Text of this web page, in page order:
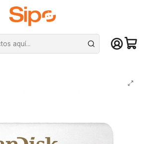
recibe hoy! De lunes a sábado en el gran
$29.990
Almacenamiento portátil
SD XC Memoria Flash MicroSDXC Nintendo
Switch